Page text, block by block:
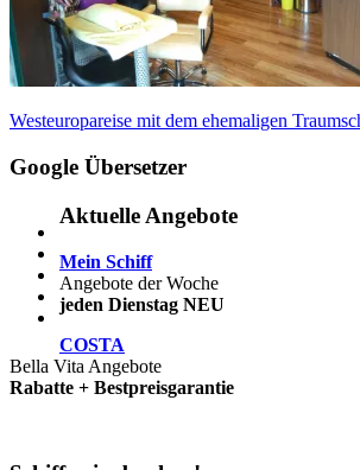
Beitragsnavigation
Vorheriger
Westeuropareise mit dem ehemaligen
Google Übersetzer
Aktuelle Angebote
Mein Schiff
Angebote der Woche
jeden Dienstag NEU
COSTA
Bella Vita Angebote
Rabatte + Bestpreisgarantie